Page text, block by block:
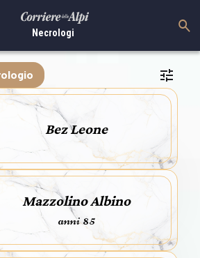
Necrologi
Bez Leone
Mazzolino Albino
anni 85